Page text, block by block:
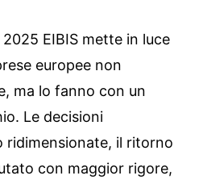
2025 EIBIS mette in luce
europee non
ma lo fanno con un
Le decisioni
ridimensionate, il ritorno
con maggior rigore,